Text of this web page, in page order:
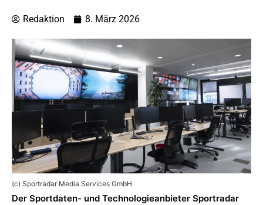
Redaktion 8. März 2026
(c) Sportradar Media Services GmbH
Der Sportdaten- und Technologieanbieter Sportradar